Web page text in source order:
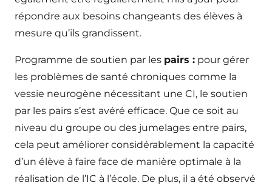
répondre aux besoins changeants des élèves à
mesure qu’ils grandissent.
Programme de soutien par les pairs : pour gérer
les problèmes de santé chroniques comme la
vessie neurogène nécessitant une CI, le soutien
par les pairs s’est avéré efficace. Que ce soit au
niveau du groupe ou des jumelages entre pairs,
cela peut améliorer considérablement la capacité
d’un élève à faire face de manière optimale à la
réalisation de l’IC à l’école. De plus, il a été observé